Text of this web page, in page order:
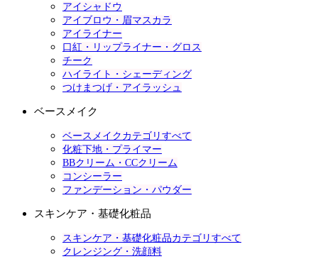
アイシャドウ
アイブロウ・眉マスカラ
アイライナー
口紅・リップライナー・グロス
チーク
ハイライト・シェーディング
つけまつげ・アイラッシュ
ベースメイク
ベースメイクカテゴリすべて
化粧下地・プライマー
BBクリーム・CCクリーム
コンシーラー
ファンデーション・パウダー
スキンケア・基礎化粧品
スキンケア・基礎化粧品カテゴリすべて
クレンジング・洗顔料